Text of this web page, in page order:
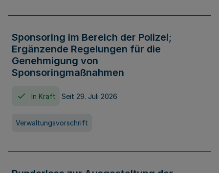
Sponsoring im Bereich der Polizei;
Ergänzende Regelungen für die
Genehmigung von
Sponsoringmaßnahmen
In Kraft Seit 29. Juli 2026
Verwaltungsvorschrift